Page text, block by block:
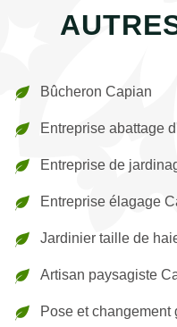
Bûcheron Capian
Entreprise abattage
Entreprise de
Entreprise élagage
Jardinier taille de
Artisan paysagiste
Pose et